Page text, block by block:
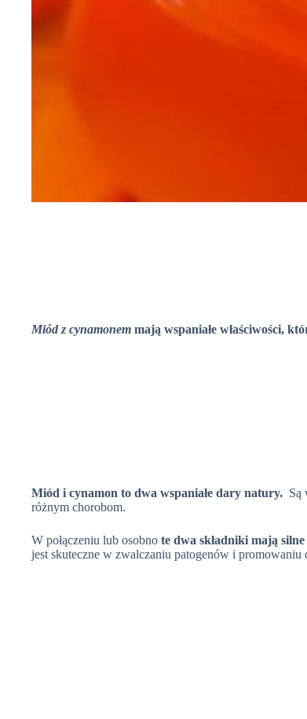
Miód z cynamonem mają wspaniałe właściwości,
Miód i cynamon to dwa wspaniałe dary natury. Są
różnym chorobom.
W połączeniu lub osobno te dwa składniki mają
jest skuteczne w zwalczaniu patogenów i